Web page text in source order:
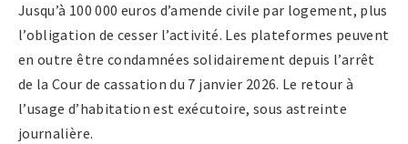
Jusqu’à 100 000 euros d’amende civile par logement, plus
l’obligation de cesser l’activité. Les plateformes peuvent
en outre être condamnées solidairement depuis l’arrêt
de la Cour de cassation du 7 janvier 2026. Le retour à
l’usage d’habitation est exécutoire, sous astreinte
journalière.